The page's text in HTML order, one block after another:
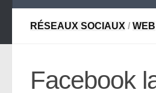
RÉSEAUX SOCIAUX / WEB
Facebook